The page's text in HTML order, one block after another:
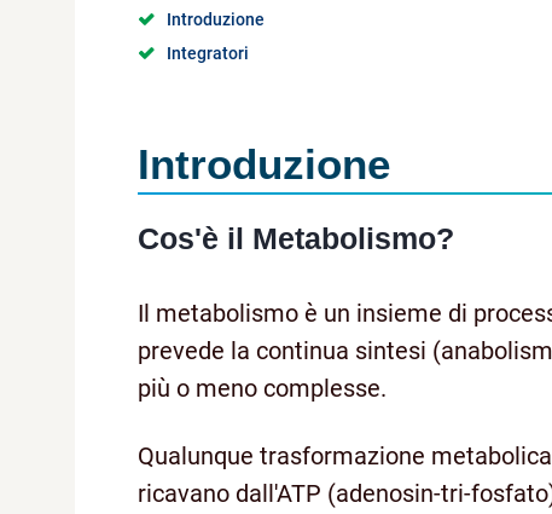
Introduzione
Integratori
Introduzione
Cos'è il Metabolismo?
Il metabolismo è un insieme di
prevede la continua sintesi
più o meno complesse.
Qualunque trasformazione
ricavano dall'ATP (adenosin-tri-